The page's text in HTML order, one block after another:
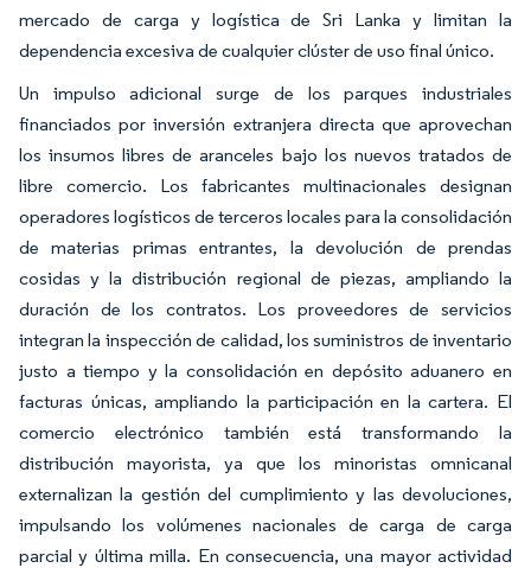
mercado de carga y logística de Sri Lanka y limitan la
dependencia excesiva de cualquier clúster de uso final único.
Un impulso adicional surge de los parques industriales
financiados por inversión extranjera directa que aprovechan
los insumos libres de aranceles bajo los nuevos tratados de
libre comercio. Los fabricantes multinacionales designan
operadores logísticos de terceros locales para la consolidación
de materias primas entrantes, la devolución de prendas
cosidas y la distribución regional de piezas, ampliando la
duración de los contratos. Los proveedores de servicios
integran la inspección de calidad, los suministros de inventario
justo a tiempo y la consolidación en depósito aduanero en
facturas únicas, ampliando la participación en la cartera. El
comercio electrónico también está transformando la
distribución mayorista, ya que los minoristas omnicanal
externalizan la gestión del cumplimiento y las devoluciones,
impulsando los volúmenes nacionales de carga de carga
parcial y última milla. En consecuencia, una mayor actividad